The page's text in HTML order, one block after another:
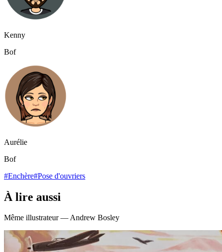
Kenny
Bof
Aurélie
Bof
#Enchère#Pose d'ouvriers
À lire aussi
Même illustrateur — Andrew Bosley